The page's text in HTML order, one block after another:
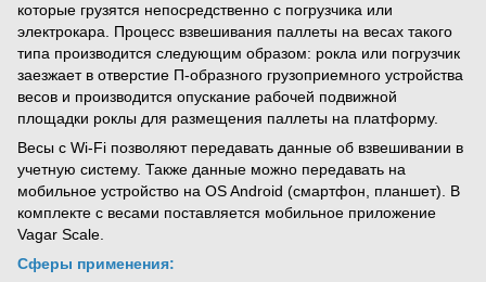
которые грузятся непосредственно с погрузчика или
электрокара. Процесс взвешивания паллеты на весах такого
типа производится следующим образом: рокла или погрузчик
заезжает в отверстие П-образного грузоприемного устройства
весов и производится опускание рабочей подвижной
площадки роклы для размещения паллеты на платформу.
Весы с Wi-Fi позволяют передавать данные об взвешивании в
учетную систему. Также данные можно передавать на
мобильное устройство на OS Android (смартфон, планшет). В
комплекте с весами поставляется мобильное приложение
Vagar Scale.
Сферы применения: